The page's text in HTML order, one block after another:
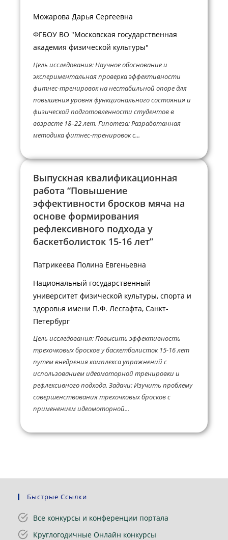
Можарова Дарья Сергеевна
ФГБОУ ВО "Московская государственная
академия физической культуры"
Цель исследования: Научное обоснование и
экспериментальная проверка эффективности
фитнес-тренировок на нестабильной опоре для
повышения уровня функционального состояния и
физической подготовленности студентов в
возрасте 18–22 лет. Гипотеза: Разработанная
методика фитнес-тренировок с...
Выпускная квалификационная
работа “Повышение
эффективности бросков мяча на
основе формирования
рефлексивного подхода у
баскетболисток 15-16 лет”
Патрикеева Полина Евгеньевна
Национальный государственный
университет физической культуры, спорта и
здоровья имени П.Ф. Лесгафта, Санкт-
Петербург
Цель исследования: Повысить эффективность
трехочковых бросков у баскетболисток 15-16 лет
путем внедрения комплекса упражнений с
использованием идеомоторной тренировки и
рефлексивного подхода. Задачи: Изучить проблему
совершенствования трехочковых бросков с
применением идеомоторной...
Быстрые Ссылки
Все конкурсы и конференции портала
Круглогодичные Онлайн конкурсы